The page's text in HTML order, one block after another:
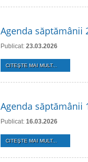
Agenda săptămânii
Publicat: 23.03.2026
CITEŞTE MAI MULT...
Agenda săptămânii
Publicat: 16.03.2026
CITEŞTE MAI MULT...